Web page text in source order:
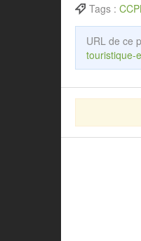
Tags :
URL de ce
touristique-